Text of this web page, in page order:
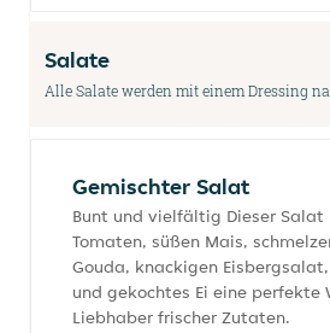
Salate
Alle Salate werden mit einem Dressing
Gemischter Salat
Bunt und vielfältig Dieser
Tomaten, süßen Mais,
Gouda, knackigen
und gekochtes Ei eine perfekte
Liebhaber frischer Zutaten.